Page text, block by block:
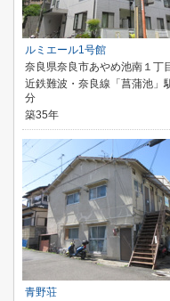
ルミエール1号館
奈良県奈良市あやめ池南１丁
近鉄難波・奈良線「菖蒲池」
分
築35年
青野荘